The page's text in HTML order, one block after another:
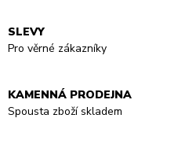
SLEVY
Pro věrné zákazníky
KAMENNÁ PRODEJNA
Spousta zboží skladem